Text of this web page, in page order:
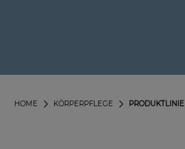
PRODUKTLINIE
KÖRPERPFLEGE
HOME